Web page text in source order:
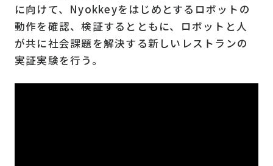
に向けて、Nyokkeyをはじめとするロボットの
動作を確認、検証するとともに、ロボットと人
が共に社会課題を解決する新しいレストランの
実証実験を行う。